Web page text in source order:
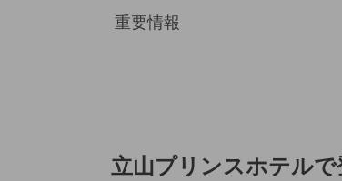
重要情報
立山プリンスホテル